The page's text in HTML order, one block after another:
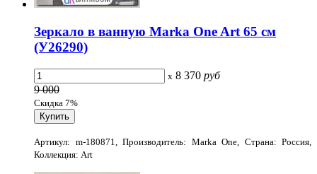
Зеркало в ванную Marka One Art 65 см
(У26290)
x 8 370 руб
9 000
Скидка 7%
Артикул: m-180871, Производитель: Marka One, Страна: Россия,
Коллекция: Art